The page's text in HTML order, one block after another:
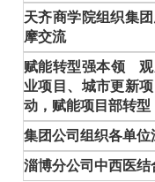
天齐商学院组织集
摩交流
赋能转型强本领
业项目、城市更新
动，赋能项目部转型
集团公司组织各单位
淄博分公司中西医